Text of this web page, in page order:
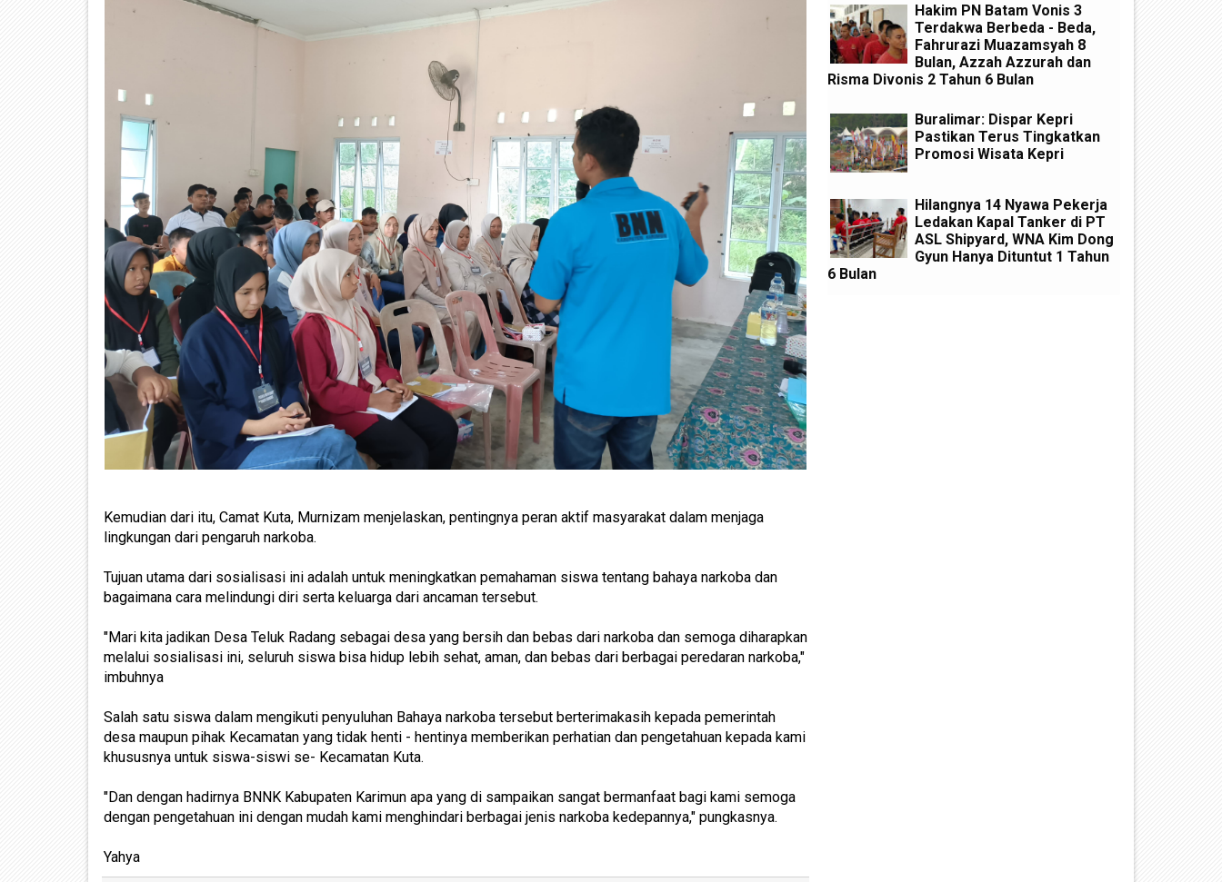
Kemudian dari itu, Camat Kuta, Murnizam menjelaskan, pentingnya peran aktif masyarakat dalam menjaga
lingkungan dari pengaruh narkoba.
Tujuan utama dari sosialisasi ini adalah untuk meningkatkan pemahaman siswa tentang bahaya narkoba dan
bagaimana cara melindungi diri serta keluarga dari ancaman tersebut.
"Mari kita jadikan Desa Teluk Radang sebagai desa yang bersih dan bebas dari narkoba dan semoga diharapkan
melalui sosialisasi ini, seluruh siswa bisa hidup lebih sehat, aman, dan bebas dari berbagai peredaran narkoba,"
imbuhnya
Salah satu siswa dalam mengikuti penyuluhan Bahaya narkoba tersebut berterimakasih kepada pemerintah
desa maupun pihak Kecamatan yang tidak henti - hentinya memberikan perhatian dan pengetahuan kepada kami
khususnya untuk siswa-siswi se- Kecamatan Kuta.
"Dan dengan hadirnya BNNK Kabupaten Karimun apa yang di sampaikan sangat bermanfaat bagi kami semoga
dengan pengetahuan ini dengan mudah kami menghindari berbagai jenis narkoba kedepannya," pungkasnya.
Yahya
Hakim PN Batam Vonis 3
Terdakwa Berbeda - Beda,
Fahrurazi Muazamsyah 8
Bulan, Azzah Azzurah dan
Risma Divonis 2 Tahun 6 Bulan
Buralimar: Dispar Kepri
Pastikan Terus Tingkatkan
Promosi Wisata Kepri
Hilangnya 14 Nyawa Pekerja
Ledakan Kapal Tanker di PT
ASL Shipyard, WNA Kim Dong
Gyun Hanya Dituntut 1 Tahun
6 Bulan